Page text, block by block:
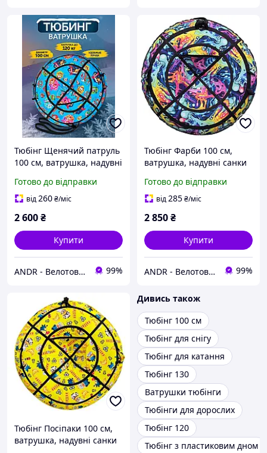
Тюбінг Щенячий патруль
100 см, ватрушка, надувні
блакитний
Готово до відправки
від260₴/міс
2 600₴
Купити
ANDR - Велотовари та розумний дім 99%
Тюбінг Фарби 100 см,
ватрушка, надувні санки
Готово до відправки
від285₴/міс
2 850₴
Купити
ANDR - Велотовари та розумний дім 99%
Тюбінг Посіпаки 100 см,
ватрушка, надувні санки
Дивись також
Тюбінг 100 см
Тюбінг для снігу
Тюбінг для катання
Тюбінг 130
Ватрушки тюбінги
Тюбінги для дорослих
Тюбінг 120
Тюбінг з пластиковим дном